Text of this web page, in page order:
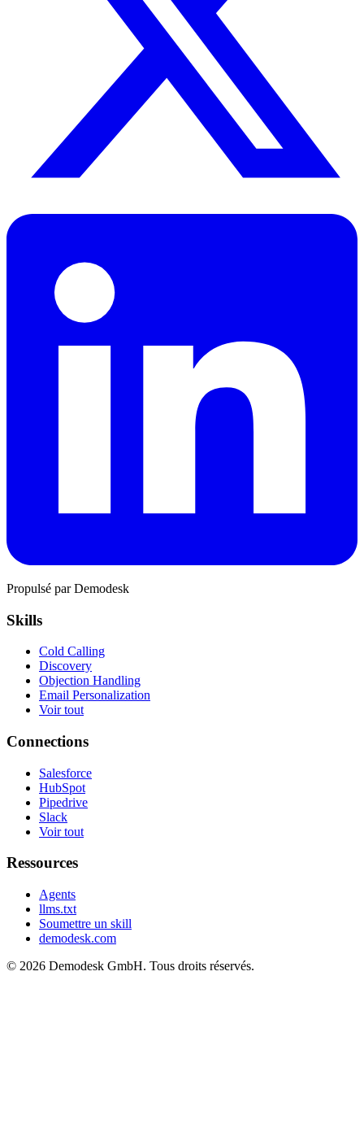
Propulsé par Demodesk
Skills
Cold Calling
Discovery
Objection Handling
Email Personalization
Voir tout
Connections
Salesforce
HubSpot
Pipedrive
Slack
Voir tout
Ressources
Agents
llms.txt
Soumettre un skill
demodesk.com
© 2026 Demodesk GmbH. Tous droits réservés.